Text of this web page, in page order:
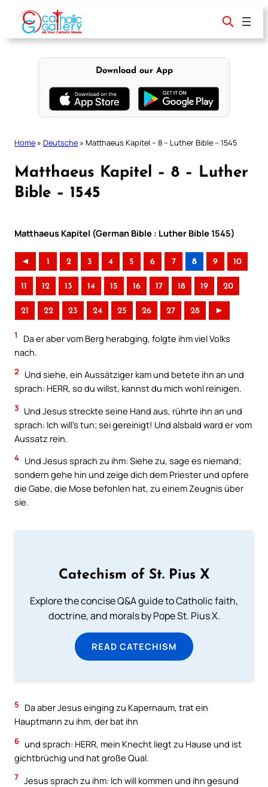
content
Download our App
Home » Deutsche » Matthaeus Kapitel – 8 – Luther Bible – 1545
Matthaeus Kapitel – 8 – Luther
Bible – 1545
Matthaeus Kapitel (German Bible : Luther Bible 1545)
◄ 1 2 3 4 5 6 7 8 9 10
11 12 13 14 15 16 17 18 19 20
21 22 23 24 25 26 27 28 ►
1
Da er aber vom Berg herabging, folgte ihm viel Volks
nach.
2
Und siehe, ein Aussätziger kam und betete ihn an und
sprach: HERR, so du willst, kannst du mich wohl reinigen.
3 Und Jesus streckte seine Hand aus, rührte ihn an und
sprach: Ich will’s tun; sei gereinigt! Und alsbald ward er vom
Aussatz rein.
4 Und Jesus sprach zu ihm: Siehe zu, sage es niemand;
sondern gehe hin und zeige dich dem Priester und opfere
die Gabe, die Mose befohlen hat, zu einem Zeugnis über
sie.
Catechism of St. Pius X
Explore the concise Q&A guide to Catholic faith,
doctrine, and morals by Pope St. Pius X.
READ CATECHISM
5
Da aber Jesus einging zu Kapernaum, trat ein
Hauptmann zu ihm, der bat ihn
6 und sprach: HERR, mein Knecht liegt zu Hause und ist
gichtbrüchig und hat große Qual.
7 Jesus sprach zu ihm: Ich will kommen und ihn gesund